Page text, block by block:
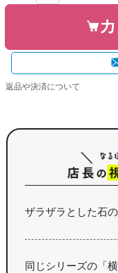
返品や決済について
ザラザラとした石
同じシリーズの「